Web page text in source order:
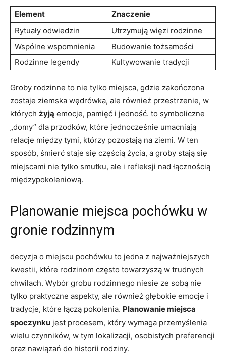
Element
Znaczenie
Rytuały odwiedzin
Utrzymują więzi rodzinne
Wspólne wspomnienia
Budowanie tożsamości
Rodzinne legendy
Kultywowanie tradycji
Groby rodzinne to nie tylko miejsca, gdzie zakończona
zostaje ziemska wędrówka, ale również przestrzenie, w
których żyją emocje, pamięć i jedność. to symboliczne
„domy” dla przodków, które jednocześnie umacniają
relacje między tymi, którzy pozostają na ziemi. W ten
sposób, śmierć staje się częścią życia, a groby stają się
miejscami nie tylko smutku, ale i refleksji nad łącznością
międzypokoleniową.
Planowanie miejsca pochówku w
gronie rodzinnym
decyzja o miejscu pochówku to jedna z najważniejszych
kwestii, które rodzinom często towarzyszą w trudnych
chwilach. Wybór grobu rodzinnego niesie ze sobą nie
tylko praktyczne aspekty, ale również głębokie emocje i
tradycje, które łączą pokolenia. Planowanie miejsca
spoczynku jest procesem, który wymaga przemyślenia
wielu czynników, w tym lokalizacji, osobistych preferencji
oraz nawiązań do historii rodziny.